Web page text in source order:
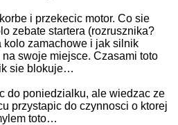
i przekecic motor. Co sie
zebate startera (rozrusznika?
kolo zamachowe i jak silnik
swoje miejsce. Czasami toto
sie blokuje…
do poniedzialku, ale wiedzac ze
przystapic do czynnosci o ktorej
toto…